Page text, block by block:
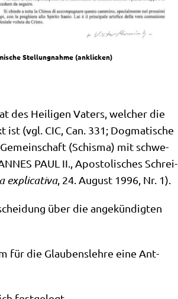
Stel­lung­nah­me (anklicken)
des Hei­li­gen Vaters, wel­cher die
(vgl. CIC, Can. 331; Dog­ma­ti­sche
(Schis­ma) mit schwe­
PAUL II., Apo­sto­li­sches Schrei­
expli­ca­ti­va, 24. August 1996, Nr. 1).
über die ange­kün­dig­ten
für die Glau­bens­leh­re eine Ant­